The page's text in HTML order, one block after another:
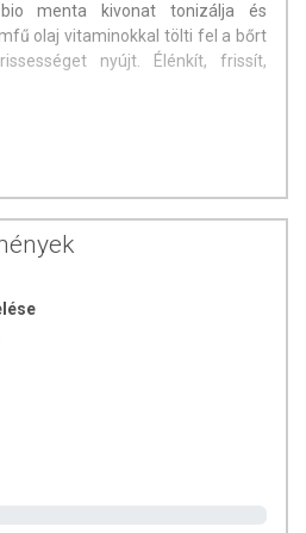
menta kivonat tonizálja és
olaj vitaminokkal tölti fel a bőrt
nyújt. Élénkít, frissít,
Cocamidopropyl Betaine, Lauryl
Leaf Water*, Cymbopogon
Arundinacea Stem Extract*,
Tocopherol, Benzyl Alcohol,
Sorbate, Citric Acid, Parfum,
származik